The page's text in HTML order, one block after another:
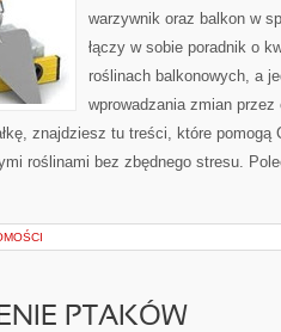
warzywnik oraz balkon w
łączy w sobie poradnik o
roślinach balkonowych, a
wprowadzania zmian przez
znajdziesz tu treści, które pomogą
roślinami bez zbędnego stresu.
PTAKÓW